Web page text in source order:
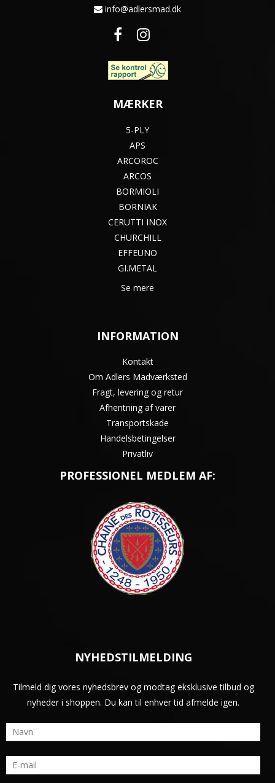
info@adlersmad.dk
MÆRKER
5-PLY
APS
ARCOROC
ARCOS
BORMIOLI
BORNIAK
CERUTTI INOX
CHURCHILL
EFFEUNO
GI.METAL
Se mere
INFORMATION
Kontakt
Om Adlers Madværksted
Fragt, levering og retur
Afhentning af varer
Transportskade
Handelsbetingelser
Privatliv
PROFESSIONEL MEDLEM AF:
NYHEDSTILMELDING
Tilmeld dig vores nyhedsbrev og modtag eksklusive tilbud og
nyheder i shoppen. Du kan til enhver tid afmelde igen.